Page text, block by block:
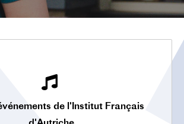
de l'Institut Français